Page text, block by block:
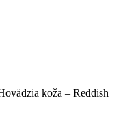
koža – Reddish